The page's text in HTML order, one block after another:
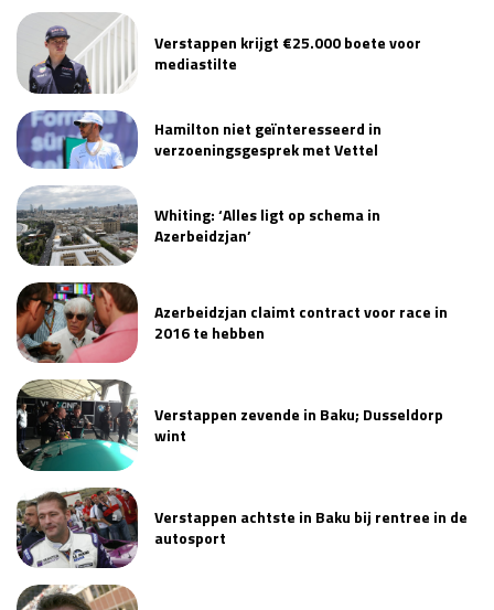
Kwalificatie
Race
GP QATAR 2026
Kwalificatie
za 19:00 - 20:00
Race
Kwalificatie
Race
zo 14:00 - 16:00
Verstappen krijgt €25.000 boete voor
mediastilte
Hamilton niet geïnteresseerd in
verzoeningsgesprek met Vettel
Whiting: ‘Alles ligt op schema in
Azerbeidzjan’
Azerbeidzjan claimt contract voor race in
2016 te hebben
Verstappen zevende in Baku; Dusseldorp
wint
Verstappen achtste in Baku bij rentree in de
autosport